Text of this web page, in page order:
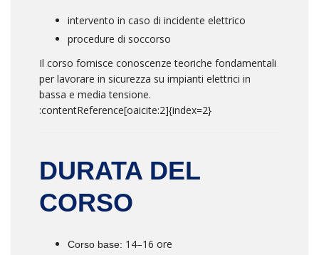
intervento in caso di incidente elettrico
procedure di soccorso
Il corso fornisce conoscenze teoriche fondamentali
per lavorare in sicurezza su impianti elettrici in
bassa e media tensione.
:contentReference[oaicite:2]{index=2}
DURATA DEL
CORSO
Corso base: 14–16 ore